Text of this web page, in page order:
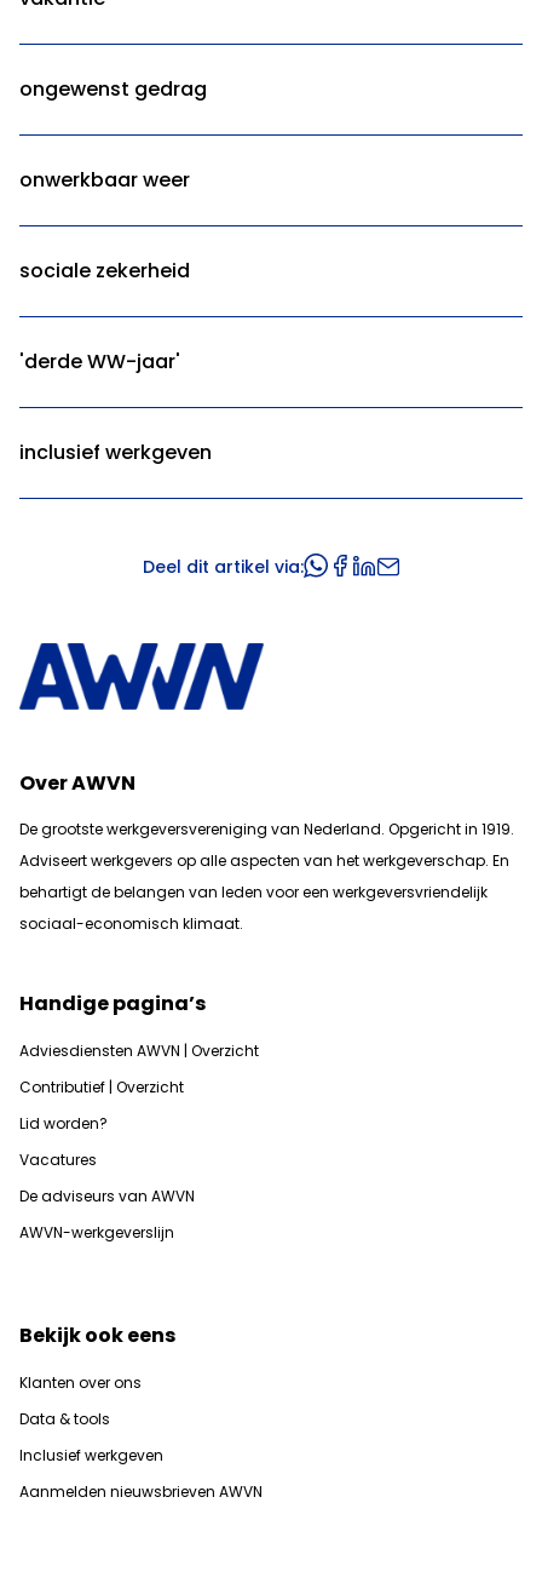
ongewenst gedrag
onwerkbaar weer
sociale zekerheid
'derde WW-jaar'
inclusief werkgeven
Deel dit artikel via:
Over AWVN
De grootste werkgeversvereniging van Nederland. Opgericht in 1919.
Adviseert werkgevers op alle aspecten van het werkgeverschap. En
behartigt de belangen van leden voor een werkgeversvriendelijk
sociaal-economisch klimaat.
Handige pagina’s
Adviesdiensten AWVN | Overzicht
Contributief | Overzicht
Lid worden?
Vacatures
De adviseurs van AWVN
AWVN-werkgeverslijn
Bekijk ook eens
Klanten over ons
Data & tools
Inclusief werkgeven
Aanmelden nieuwsbrieven AWVN